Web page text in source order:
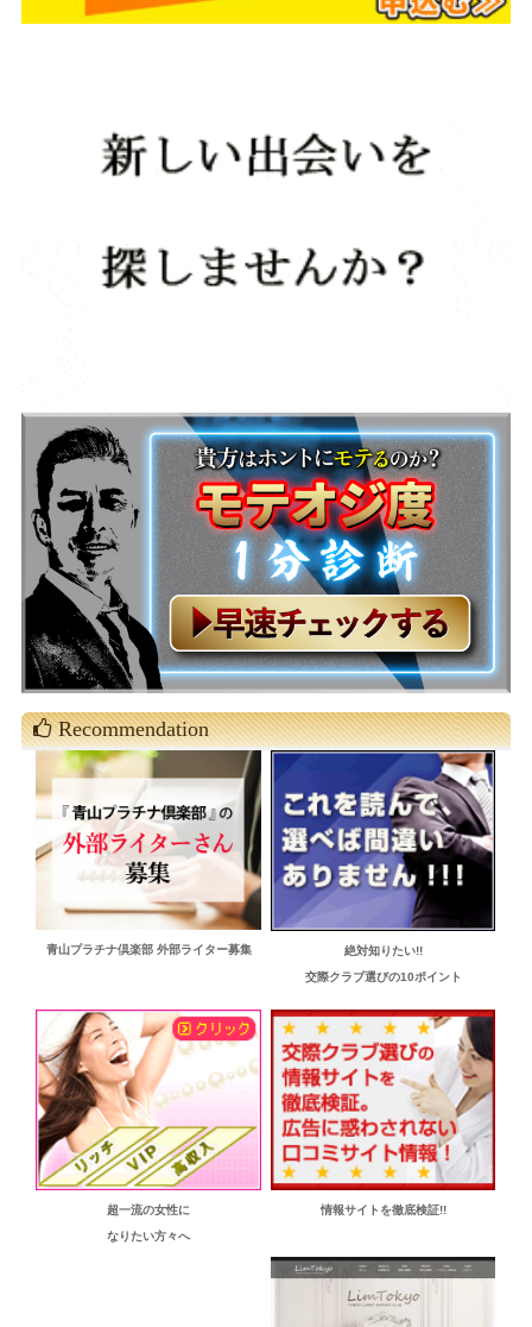
Recommendation
青山プラチナ倶楽部 外部ライター募集
絶対知りたい!!
交際クラブ選びの10ポイント
超一流の女性に
なりたい方々へ
情報サイトを徹底検証!!